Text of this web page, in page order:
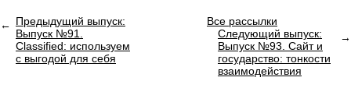
Предыдущий выпуск:
Выпуск №91.
Classified: используем
с выгодой для себя
Все рассылки
Следующий выпуск:
Выпуск №93. Сайт и
государство: тонкости
взаимодействия